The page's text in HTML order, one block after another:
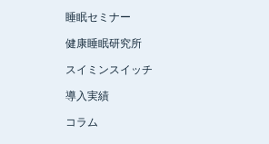
睡眠セミナー
健康睡眠研究所
スイミンスイッチ
導入実績
コラム